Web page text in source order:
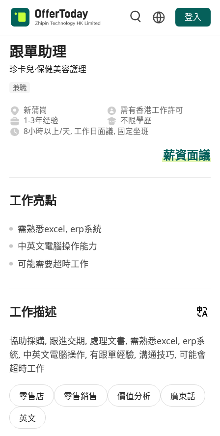
登入
跟單助理
珍卡兒·保健美容護理
兼職
新蒲崗
需有香港工作許可
1-3年经验
不限學歷
8小時以上/天, 工作日面議, 固定坐班
薪資面議
工作亮點
需熟悉excel, erp系統
中英文電腦操作能力
可能需要超時工作
工作描述
協助採購, 跟進交期, 處理文書, 需熟悉excel, erp系
統, 中英文電腦操作, 有跟單經驗, 溝通技巧, 可能會
超時工作
零售店 零售銷售 價值分析
廣東話
英文